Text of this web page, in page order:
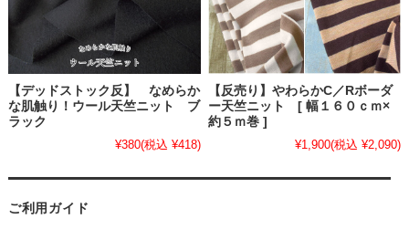
【デッドストック反】 なめらか
な肌触り！ウール天竺ニット ブ
ラック
¥380(税込 ¥418)
【反売り】やわらかC／Rボーダ
ー天竺ニット [ 幅１６０ｃｍ×
約５ｍ巻 ]
¥1,900(税込 ¥2,090)
ご利用ガイド